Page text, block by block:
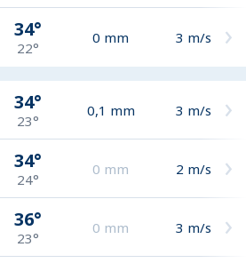
34°
22°
0 mm 3 m/s
34°
23°
0,1 mm 3 m/s
34°
24°
0 mm 2 m/s
36°
23°
0 mm 3 m/s